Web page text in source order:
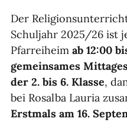
Der
Schuljahr 2025/26 ist
Pfarreiheim ab 12:00
gemeinsames
der 2. bis 6. Klasse,
bei Rosalba Lauria
Erstmals am 16.